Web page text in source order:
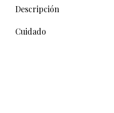
Descripción
Cuidado